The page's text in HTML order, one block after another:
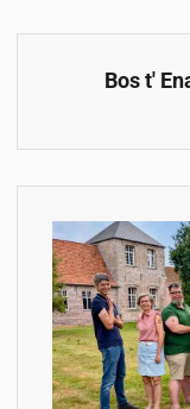
Bos t'